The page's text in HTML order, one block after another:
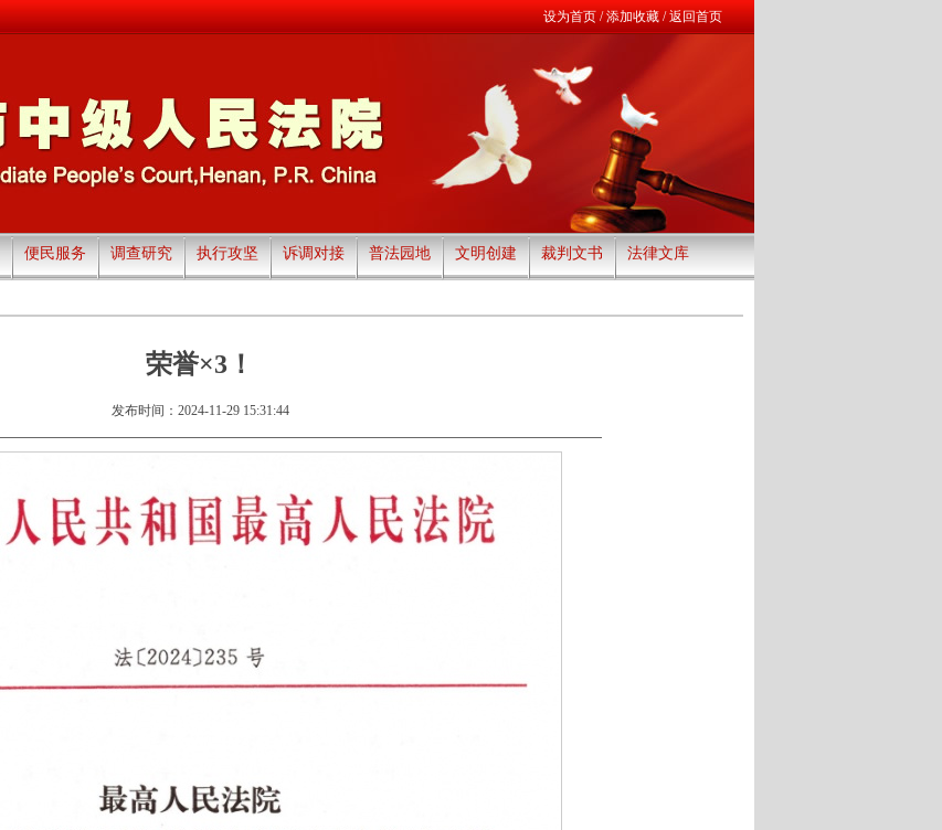
设为首页/添加收藏/返回首页
便民服务 调查研究 执行攻坚 诉调对接 普法园地 文明创建 裁判文书 法律文库
荣誉×3！
发布时间：2024-11-29 15:31:44